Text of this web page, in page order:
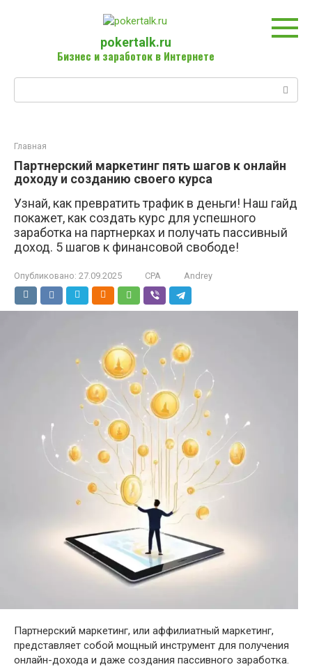
pokertalk.ru
Бизнес и заработок в Интернете
Главная
Партнерский маркетинг пять шагов к онлайн
доходу и созданию своего курса
Узнай, как превратить трафик в деньги! Наш гайд
покажет, как создать курс для успешного
заработка на партнерках и получать пассивный
доход. 5 шагов к финансовой свободе!
Опубликовано: 27.09.2025 CPA Andrey
Партнерский маркетинг, или аффилиатный маркетинг,
представляет собой мощный инструмент для получения
онлайн-дохода и даже создания пассивного заработка.